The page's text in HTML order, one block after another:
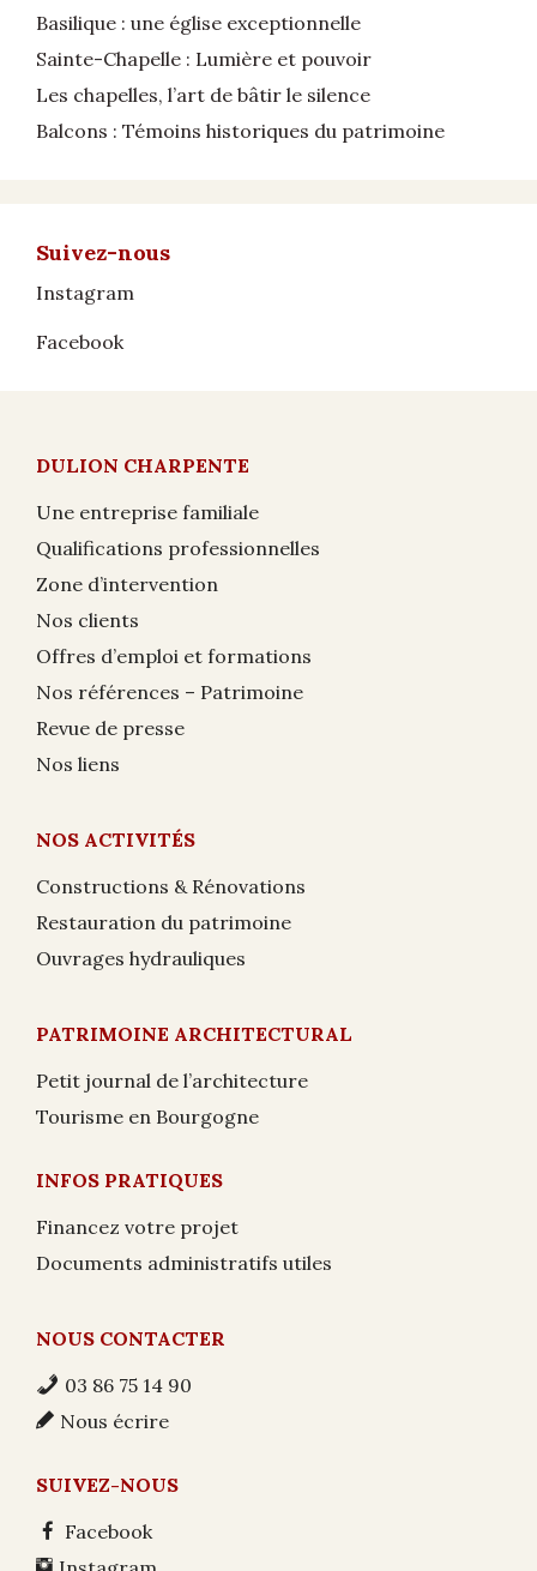
Basilique : une église exceptionnelle
Sainte-Chapelle : Lumière et pouvoir
Les chapelles, l’art de bâtir le silence
Balcons : Témoins historiques du patrimoine
Suivez-nous
Instagram
Facebook
DULION CHARPENTE
Une entreprise familiale
Qualifications professionnelles
Zone d’intervention
Nos clients
Offres d’emploi et formations
Nos références – Patrimoine
Revue de presse
Nos liens
NOS ACTIVITÉS
Constructions & Rénovations
Restauration du patrimoine
Ouvrages hydrauliques
PATRIMOINE ARCHITECTURAL
Petit journal de l’architecture
Tourisme en Bourgogne
INFOS PRATIQUES
Financez votre projet
Documents administratifs utiles
NOUS CONTACTER
03 86 75 14 90
Nous écrire
SUIVEZ-NOUS
Facebook